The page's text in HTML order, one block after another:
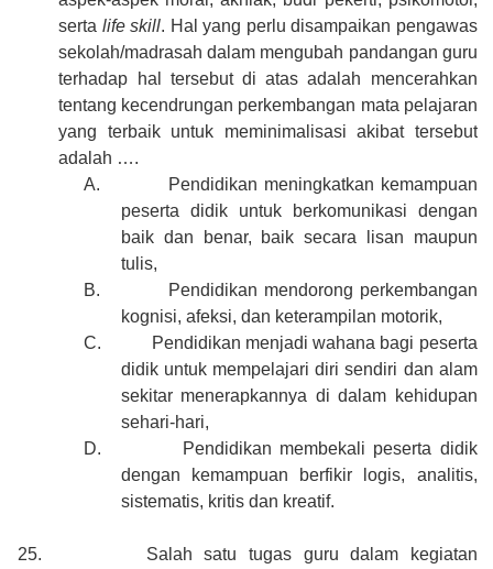
serta life skill. Hal yang perlu disampaikan pengawas
sekolah/madrasah dalam mengubah pandangan guru
terhadap hal tersebut di atas adalah mencerahkan
tentang kecendrungan perkembangan mata pelajaran
yang terbaik untuk meminimalisasi akibat tersebut
adalah ….
A.
Pendidikan meningkatkan kemampuan
peserta didik untuk berkomunikasi dengan
baik dan benar, baik secara lisan maupun
tulis,
B.
Pendidikan mendorong perkembangan
kognisi, afeksi, dan keterampilan motorik,
C.
Pendidikan menjadi wahana bagi peserta
didik untuk mempelajari diri sendiri dan alam
sekitar menerapkannya di dalam kehidupan
sehari-hari,
D.
Pendidikan membekali peserta didik
dengan kemampuan berfikir logis, analitis,
sistematis, kritis dan kreatif.
25.
Salah satu tugas guru dalam kegiatan